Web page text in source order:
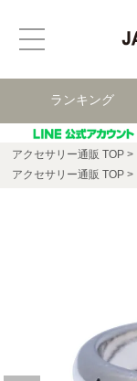
ランキング
アクセサリー通販 TOP
アクセサリー通販 TOP